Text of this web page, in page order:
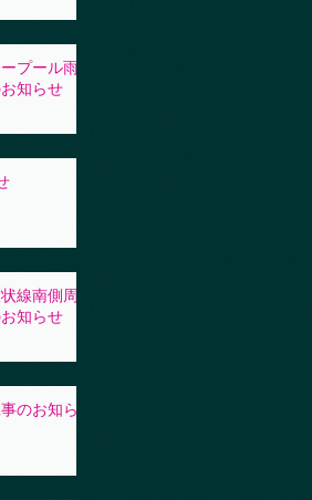
プール雨
知らせ
線南側周
知らせ
のお知ら